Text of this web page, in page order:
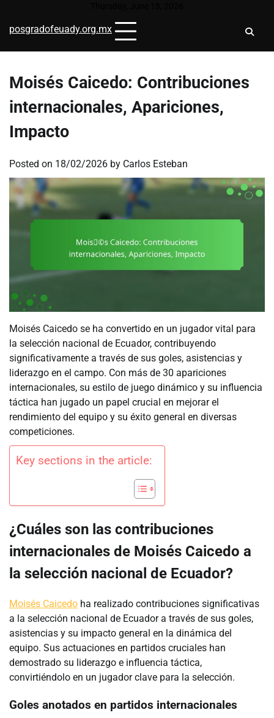
content
posgradofeuady.org.mx
Moisés Caicedo: Contribuciones
internacionales, Apariciones,
Impacto
Posted on 18/02/2026 by Carlos Esteban
Moisés Caicedo se ha convertido en un jugador vital para
la selección nacional de Ecuador, contribuyendo
significativamente a través de sus goles, asistencias y
liderazgo en el campo. Con más de 30 apariciones
internacionales, su estilo de juego dinámico y su influencia
táctica han jugado un papel crucial en mejorar el
rendimiento del equipo y su éxito general en diversas
competiciones.
Key sections in the article:
¿Cuáles son las contribuciones
internacionales de Moisés Caicedo a
la selección nacional de Ecuador?
Moisés Caicedo ha realizado contribuciones significativas
a la selección nacional de Ecuador a través de sus goles,
asistencias y su impacto general en la dinámica del
equipo. Sus actuaciones en partidos cruciales han
demostrado su liderazgo e influencia táctica,
convirtiéndolo en un jugador clave para la selección.
Goles anotados en partidos internacionales